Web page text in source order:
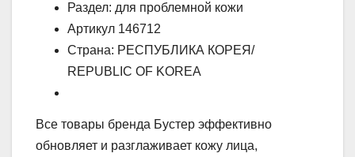
Раздел: для проблемной кожи
Артикул 146712
Страна: РЕСПУБЛИКА КОРЕЯ/
REPUBLIC OF KOREA
Все товары бренда Бустер эффективно
обновляет и разглаживает кожу лица,